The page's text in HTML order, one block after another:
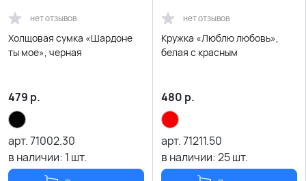
нет отзывов
Холщовая сумка «Шардоне
ты мое», черная
479 р.
арт.71002.30
в наличии: 1 шт.
нет отзывов
Кружка «Люблю любовь»,
белая с красным
480 р.
арт.71211.50
в наличии:25шт.